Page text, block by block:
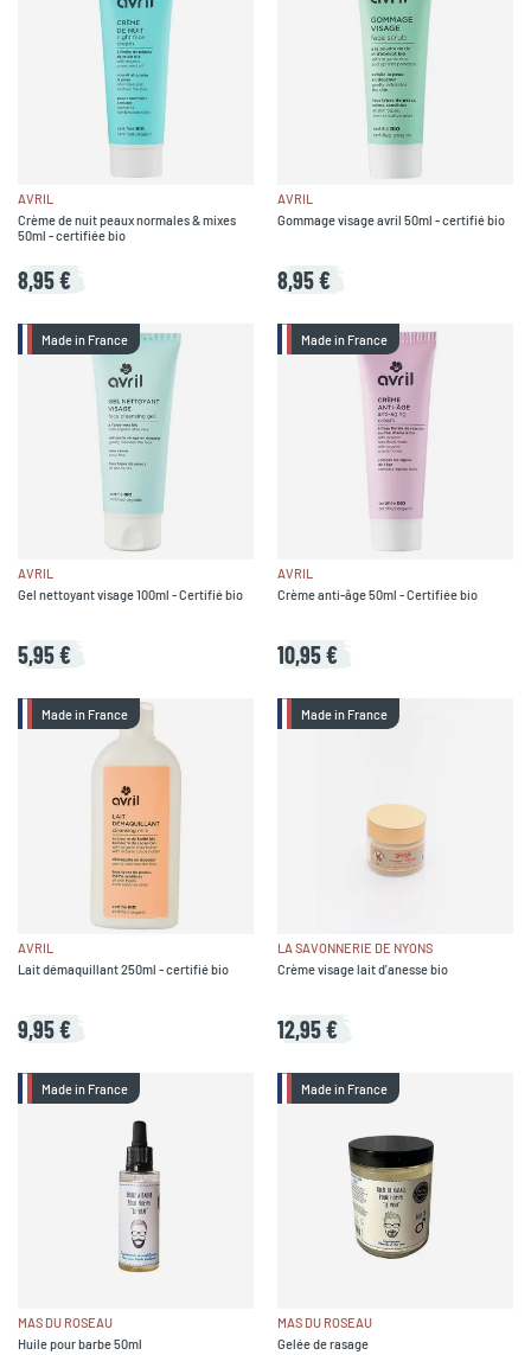
AVRIL
Crème de nuit peaux normales & mixes
50ml - certifiée bio
8,95 €
AVRIL
Gommage visage avril 50ml - certifié bio
8,95 €
Made in France
AVRIL
Gel nettoyant visage 100ml - Certifié bio
5,95 €
Made in France
AVRIL
Crème anti-âge 50ml - Certifiée bio
10,95 €
Made in France
AVRIL
Lait démaquillant 250ml - certifié bio
9,95 €
Made in France
LA SAVONNERIE DE NYONS
Crème visage lait d'anesse bio
12,95 €
Made in France
MAS DU ROSEAU
Huile pour barbe 50ml
Made in France
MAS DU ROSEAU
Gelée de rasage